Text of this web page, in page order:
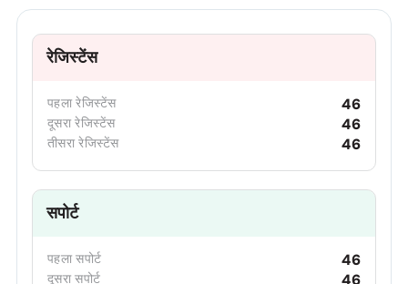
रेजिस्टेंस
पहला रेजिस्टेंस 46
दूसरा रेजिस्टेंस 46
तीसरा रेजिस्टेंस 46
सपोर्ट
पहला सपोर्ट 46
दूसरा सपोर्ट 46